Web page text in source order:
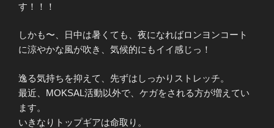
す！！！
しかも〜、日中は暑くても、夜になればロンヨンコート
に涼やかな風が吹き、気候的にもイイ感じっ！
逸る気持ちを抑えて、先ずはしっかりストレッチ。
最近、MOKSAL活動以外で、ケガをされる方が増えてい
ます。
いきなりトップギアは命取り。